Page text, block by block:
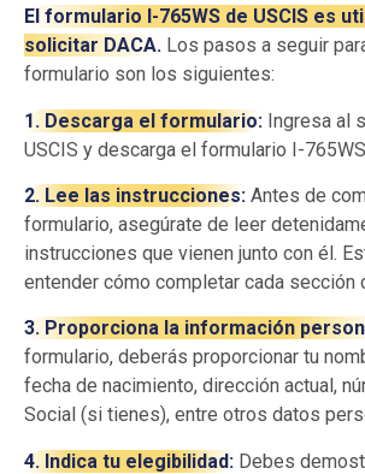
El formulario I-765WS de USCIS es
solicitar DACA. Los pasos a seguir
formulario son los siguientes:
1. Descarga el formulario: Ingresa al
USCIS y descarga el formulario I-
2. Lee las instrucciones: Antes de
formulario, asegúrate de leer
instrucciones que vienen junto con él.
entender cómo completar cada sección
3. Proporciona la información
formulario, deberás proporcionar tu
fecha de nacimiento, dirección actual,
Social (si tienes), entre otros datos
4. Indica tu elegibilidad: Debes